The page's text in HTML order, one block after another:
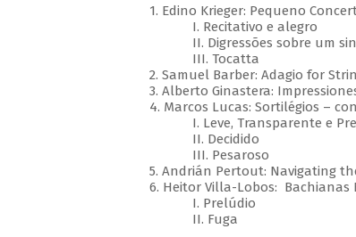
1. Edino Krieger: Pequeno
I. Recitativo e alegro
II. Digressões sobre um sino
III. Tocatta
2. Samuel Barber: Adagio for
3. Alberto Ginastera:
4. Marcos Lucas: Sortilégios –
I. Leve, Transparente e
II. Decidido
III. Pesaroso
5. Andrián Pertout: Navigating
6. Heitor Villa-Lobos: Bachianas
I. Prelúdio
II. Fuga